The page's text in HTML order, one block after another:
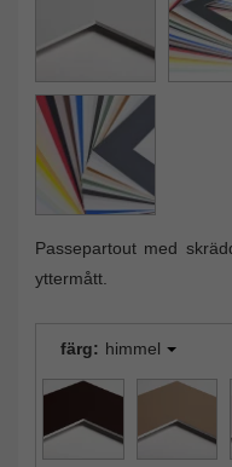
Passepartout med
yttermått.
färg: himmel